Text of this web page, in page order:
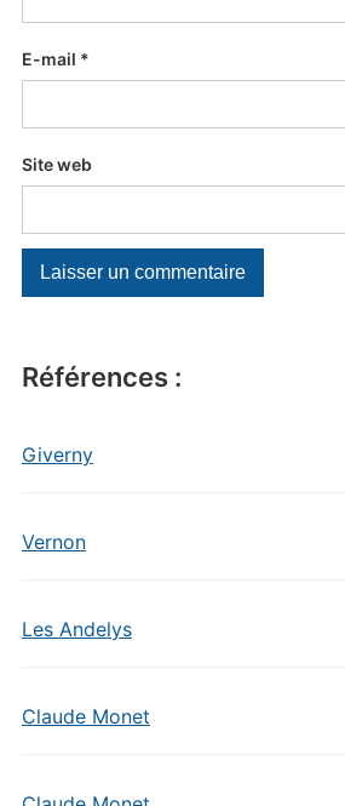
Références :
Giverny
Vernon
Les Andelys
Claude Monet
E-mail *
Site web